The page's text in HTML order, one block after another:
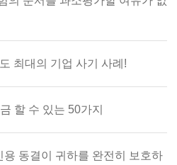
최대의 기업 사기 사례!
할 수 있는 50가지
용 동결이 귀하를 완전히 보호하